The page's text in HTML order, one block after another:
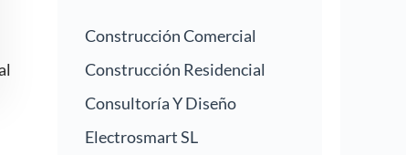
Construcción Comercial
Construcción Residencial
Consultoría Y Diseño
Electrosmart SL